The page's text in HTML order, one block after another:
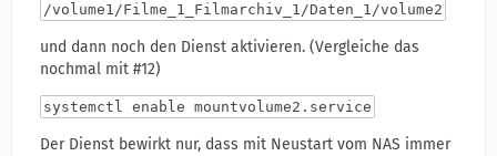
/volume1/Filme_1_Filmarchiv_1/Daten_1/volume2
und dann noch den Dienst aktivieren. (Vergleiche das
nochmal mit #12)
systemctl enable mountvolume2.service
Der Dienst bewirkt nur, dass mit Neustart vom NAS immer